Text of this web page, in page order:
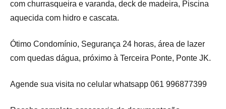
com churrasqueira e varanda, deck de madeira, Piscina
aquecida com hidro e cascata.
Ótimo Condomínio, Segurança 24 horas, área de lazer
com quedas dágua, próximo à Terceira Ponte, Ponte JK.
Agende sua visita no celular whatsapp 061 996877399